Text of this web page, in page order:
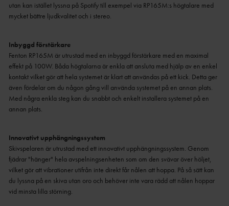
utan kan istället lyssna på Spotify till exempel via RP165M:s högtalare med
mycket bättre ljudkvalitet och i stereo.
Inbyggd förstärkare
Fenton RP165M är utrustad med en inbyggd förstärkare med en maximal
effekt på 100W. Båda högtalarna är enkla att ansluta med hjälp av en enkel
kontakt vilket gör att hela systemet är klart att användas på ett kick. Detta ger
även fördelar om du någon gång vill använda systemet på en annan plats.
Med några enkla steg kan du snabbt och enkelt installera systemet på en
annan plats.
Innovativt upphängningssystem
Skivspelaren är utrustad med ett innovativt upphängningssystem. Genom
fjädrar "hänger" hela avspelningsenheten som om den svävar över höljet,
vilket gör att vibrationer utifrån inte direkt får nålen att hoppa. På så sätt kan
du lyssna på en skiva utan oro och behöver inte vara rädd att nålen hoppar
vid minsta lilla störning.